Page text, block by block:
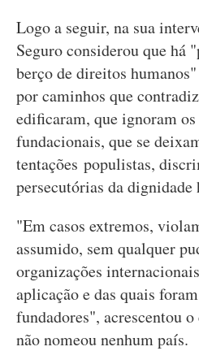
Logo a seguir, na sua
Seguro considerou que há
berço de direitos
por caminhos que
edificaram, que ignoram os
fundacionais, que se
tentações populistas,
persecutórias da dignidade
"Em casos extremos,
assumido, sem qualquer
organizações
aplicação e das quais
fundadores", acrescentou
não nomeou nenhum país.